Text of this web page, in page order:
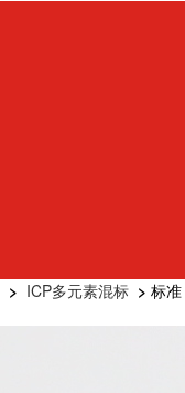
> ICP多元素混标 > 标准